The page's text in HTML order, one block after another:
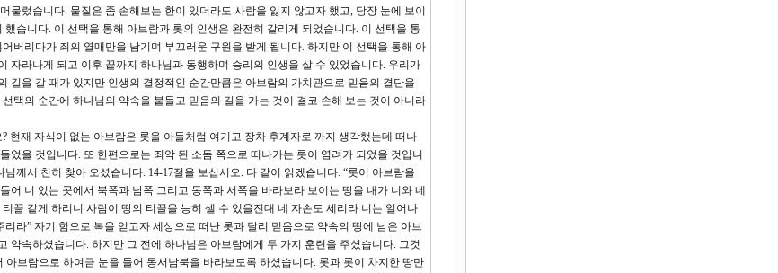
물렀습니다. 물질은 좀 손해보는 한이 있더라도 사람을 잃지 않고자 했고, 당장 눈에 보이
습니다. 이 선택을 통해 아브람과 롯의 인생은 완전히 갈리게 되었습니다. 이 선택을 통
버리다가 죄의 열매만을 남기며 부끄러운 구원을 받게 됩니다. 하지만 이 선택을 통해 아
자라나게 되고 이후 끝까지 하나님과 동행하며 승리의 인생을 살 수 있었습니다. 우리가
길을 갈 때가 있지만 인생의 결정적인 순간만큼은 아브람의 가치관으로 믿음의 결단을
택의 순간에 하나님의 약속을 붙들고 믿음의 길을 가는 것이 결코 손해 보는 것이 아니라
현재 자식이 없는 아브람은 롯을 아들처럼 여기고 장차 후계자로 까지 생각했는데 떠나
었을 것입니다. 또 한편으로는 죄악 된 소돔 쪽으로 떠나가는 롯이 염려가 되었을 것입니
께서 친히 찾아 오셨습니다. 14-17절을 보십시오. 다 같이 읽겠습니다. “롯이 아브람을
어 너 있는 곳에서 북쪽과 남쪽 그리고 동쪽과 서쪽을 바라보라 보이는 땅을 내가 너와 네
끌 같게 하리니 사람이 땅의 티끌을 능히 셀 수 있을진대 네 자손도 세리라 너는 일어나
라” 자기 힘으로 복을 얻고자 세상으로 떠난 롯과 달리 믿음으로 약속의 땅에 남은 아브
약속하셨습니다. 하지만 그 전에 하나님은 아브람에게 두 가지 훈련을 주셨습니다. 그것
아브람으로 하여금 눈을 들어 동서남북을 바라보도록 하셨습니다. 롯과 롯이 차지한 땅만